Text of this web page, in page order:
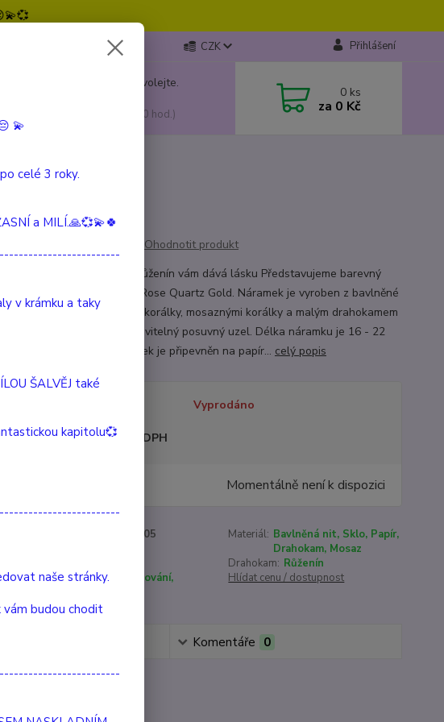
CZK Přihlášení
Nevíte si rady? Zavolejte.
(Po-Pá, 10:00-15:00 hod.)
0 ks
za 0 Kč
Ohodnotit produkt
O tomto kameni: Růženín vám dává lásku Představujeme barevný
náramek Iris Card Rose Quartz Gold. Náramek je vyroben z bavlněné
nitě se skleněnými korálky, mosaznými korálky a malým drahokamem
růženín a má nastavitelný posuvný uzel. Délka náramku je 16 - 22
centimetrů. Náramek je připevněn na papír... celý popis
Vyprodáno
Nejsme plátci DPH
Momentálně není k dispozici
90005 Materiál: Bavlněná nit, Sklo, Papír,
Drahokam, Mosaz
Drahokam: Růženín
Moc: Láska, Uzdravování,
Hlídat cenu / dostupnost
Komentáře 0
💫
celé 3 roky.
a MILÍ.🙏💞💫🍀
v krámku a taky
ŠALVĚJ také
kapitolu💞
naše stránky.
vám budou chodit